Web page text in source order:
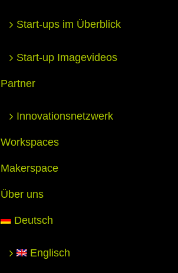
Start-ups im Überblick
Start-up Imagevideos
Partner
Innovationsnetzwerk
Workspaces
Makerspace
Über uns
Deutsch
Englisch